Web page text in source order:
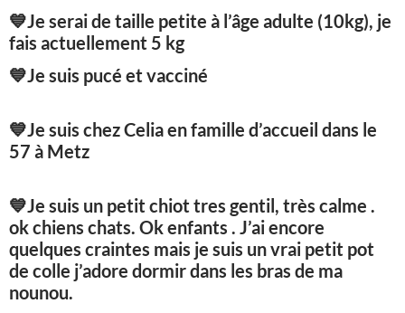
💙Je serai de taille petite à l’âge adulte (10kg), je
fais actuellement 5 kg
💙Je suis pucé et vacciné
💙Je suis chez Celia en famille d’accueil dans le
57 à Metz
💙Je suis un petit chiot tres gentil, très calme .
ok chiens chats. Ok enfants . J’ai encore
quelques craintes mais je suis un vrai petit pot
de colle j’adore dormir dans les bras de ma
nounou.